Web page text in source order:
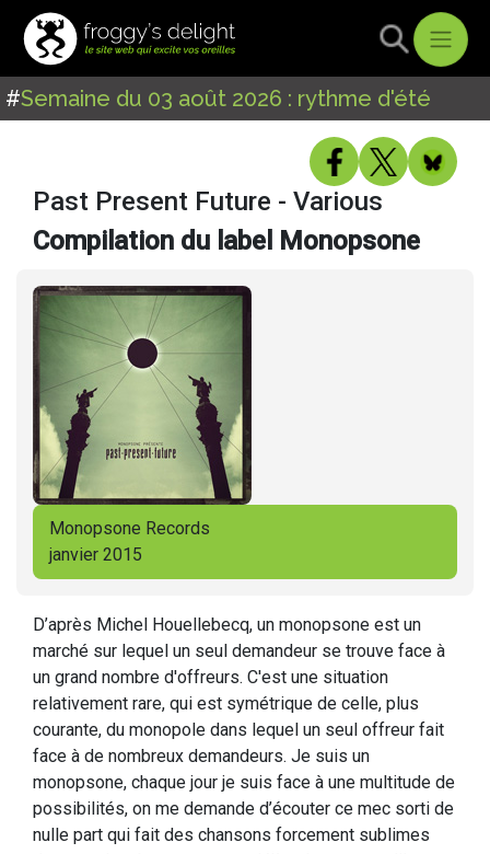
#Semaine du 03 août 2026 : rythme d'été
Past Present Future - Various
Compilation du label Monopsone
Monopsone Records
janvier 2015
D’après Michel Houellebecq, un monopsone est un
marché sur lequel un seul demandeur se trouve face à
un grand nombre d'offreurs. C'est une situation
relativement rare, qui est symétrique de celle, plus
courante, du monopole dans lequel un seul offreur fait
face à de nombreux demandeurs. Je suis un
monopsone, chaque jour je suis face à une multitude de
possibilités, on me demande d’écouter ce mec sorti de
nulle part qui fait des chansons forcement sublimes